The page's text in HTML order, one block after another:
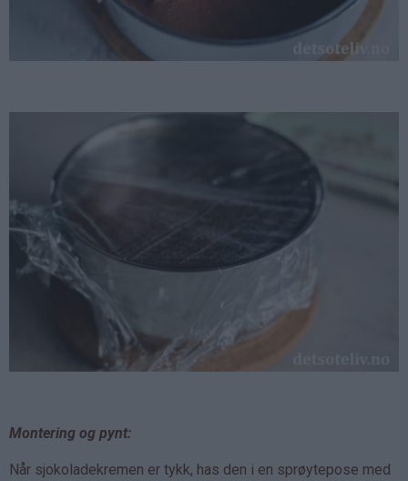
Montering og pynt:
Når sjokoladekremen er tykk, has den i en sprøytepose med